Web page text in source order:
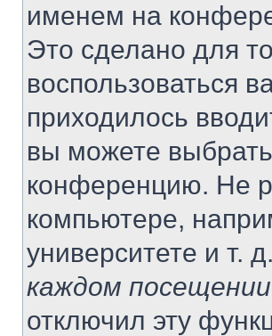
именем на
Это сделано для
воспользоваться
приходилось
вы можете
конференцию. Не
компьютере,
университете и т.
каждом посещении
отключил эту